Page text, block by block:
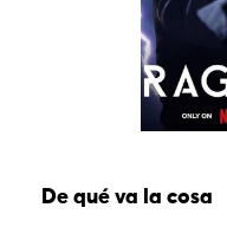
De qué va la cosa